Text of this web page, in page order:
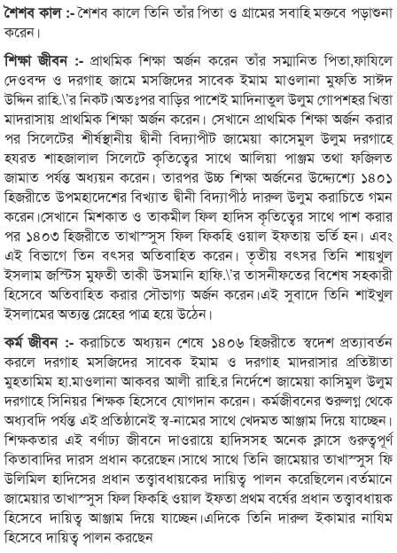
শৈশব কাল :-শৈশব কালে তিনি তাঁর পিতা ও গ্রামের সবাহি মক্তবে পড়াশুনা
করেন।
শিক্ষা জীবন :-প্রাথমিক শিক্ষা অর্জন করেন তাঁর সম্মানিত পিতা,ফাযিলে
দেওবন্দ ও দরগাহ জামে মসজিদের সাবেক ইমাম মাওলানা মুফতি সাঈদ
উদ্দিন রাহি.\’র নিকট।অতঃপর বাড়ির পাশেই মাদিনাতুল উলুম গোপশহর খিত্তা
মাদরাসায় প্রাথমিক শিক্ষা অর্জন করেন। সেখানে প্রাথমিক শিক্ষা অর্জন করার
পর সিলেটের শীর্ষস্থানীয় দ্বীনী বিদ্যাপীট জামেয়া কাসেমুল উলুম দরগাহে
হযরত শাহজালাল সিলেটে কৃতিত্বের সাথে আলিয়া পাঞ্জম তথা ফজিলত
জামাত পর্যন্ত অধ্যয়ন করেন। তারপর উচ্চ শিক্ষা অর্জনের উদ্দ্যেশ্যে ১৪০১
হিজরীতে উপমহাদেশের বিখ্যাত দ্বীনী বিদ্যাপীঠ দারুল উলুম করাচিতে গমন
করেন।সেখানে মিশকাত ও তাকমীল ফিল হাদিস কৃতিত্বের সাথে পাশ করার
পর ১৪০৩ হিজরীতে তাখাস্সুস ফিল ফিকহি ওয়াল ইফতায় ভর্তি হন। এবং
এই বিভাগে তিন বৎসর অতিবাহিত করেন। তৃতীয় বৎসর তিনি শায়খুল
ইসলাম জস্টিস মুফতী তাকী উসমানি হাফি.\’র তাসনীফতের বিশেষ সহকারী
হিসেবে অতিবাহিত করার সৌভাগ্য অর্জন করেন।এই সুবাদে তিনি শাইখুল
ইসলামের অত্যন্ত স্নেহের পাত্র হয়ে উঠেন।
কর্ম জীবন :-করাচিতে অধ্যয়ন শেষে ১৪০৬ হিজরীতে স্বদেশ প্রত্যাবর্তন
করলে দরগাহ মসজিদের সাবেক ইমাম ও দরগাহ মাদরাসার প্রতিষ্টাতা
মুহতামিম হা.মাওলানা আকবর আলী রাহি.র নির্দেশে জামেয়া কাসিমুল উলুম
দরগাহে সিনিয়র শিক্ষক হিসেবে যোগদান করেন। কর্মজীবনের শুরুলগ্ন থেকে
অধ্যবদি পর্যন্ত এই প্রতিষ্ঠানেই স্ব-নামের সাথে খেদমত আঞ্জাম দিয়ে যাচ্ছেন।
শিক্ষকতার এই বর্ণাঢ্য জীবনে দাওরায়ে হাদিসসহ অনেক ক্লাসে গুরুত্বপূর্ণ
কিতাবাদির দারস প্রধান করেছেন।সাথে সাথে তিনি জামেয়ার তাখাস্সুস ফি
উলিমিল হাদিসের প্রধান তত্ত্বাবধায়কের দায়িত্ব পালন করেছিলেন।বর্তমানে
জামেয়ার তাখাস্সুস ফিল ফিকহি ওয়াল ইফতা প্রথম বর্ষের প্রধান তত্ত্বাবধায়ক
হিসেবে দায়িত্ব আঞ্জাম দিয়ে যাচ্ছেন।এদিকে তিনি দারুল ইকামার নাযিম
হিসেবে দায়িত্ব পালন করছেন